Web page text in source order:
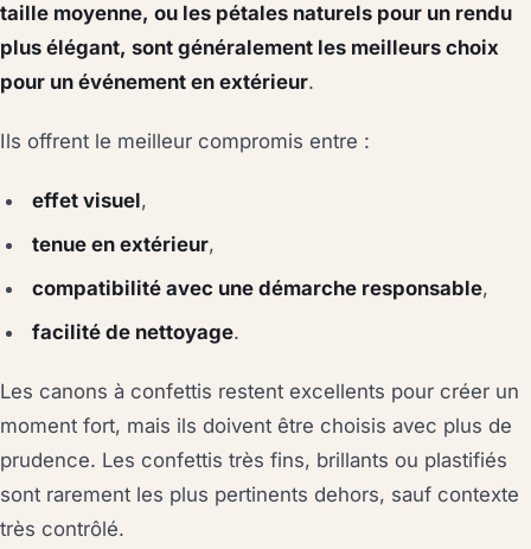
taille moyenne, ou les pétales naturels pour un rendu
plus élégant, sont généralement les meilleurs choix
pour un événement en extérieur.
Ils offrent le meilleur compromis entre :
effet visuel,
tenue en extérieur,
compatibilité avec une démarche responsable,
facilité de nettoyage.
Les canons à confettis restent excellents pour créer un
moment fort, mais ils doivent être choisis avec plus de
prudence. Les confettis très fins, brillants ou plastifiés
sont rarement les plus pertinents dehors, sauf contexte
très contrôlé.